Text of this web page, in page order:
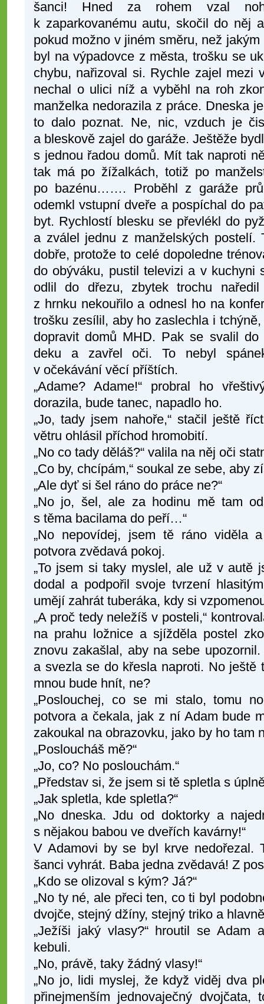
šanci! Hned za rohem vzal
k zaparkovanému autu, skočil do něj
pokud možno v jiném směru, než
byl na výpadovce z města, trošku se
chybu, nařizoval si. Rychle zajel mezi
nechal o ulici níž a vyběhl na roh
manželka nedorazila z práce. Dneska
to dalo poznat. Ne, nic, vzduch je
a bleskově zajel do garáže. Ještěže
s jednou řadou domů. Mít tak naproti
tak má po žížalkách, totiž po
po bazénu……. Proběhl z garáže
odemkl vstupní dveře a pospíchal do
byt. Rychlostí blesku se převlékl do
a zválel jednu z manželských postelí.
dobře, protože to celé dopoledne
do obýváku, pustil televizi a v kuchyni
odlil do dřezu, zbytek trochu
z hrnku nekouřilo a odnesl ho na
trošku zesílil, aby ho zaslechla i
dopravit domů MHD. Pak se svalil
deku a zavřel oči. To nebyl
v očekávání věcí příštích.
„Adame? Adame!“ probral ho
dorazila, bude tanec, napadlo ho.
„Jo, tady jsem nahoře,“ stačil ještě
větru ohlásil příchod hromobití.
„No co tady děláš?“ valila na něj oči
„Co by, chcípám,“ soukal ze sebe, aby
„Ale dyť si šel ráno do práce ne?“
„No jo, šel, ale za hodinu mě tam
s těma bacilama do peří…“
„No nepovídej, jsem tě ráno viděla
potvora zvědavá pokoj.
„To jsem si taky myslel, ale už v autě
dodal a podpořil svoje tvrzení
umějí zahrát tuberáka, kdy si
„A proč tedy neležíš v posteli,“
na prahu ložnice a sjížděla postel
znovu zakašlal, aby na sebe
a svezla se do křesla naproti. No ještě
mnou bude hnít, ne?
„Poslouchej, co se mi stalo, tomu
potvora a čekala, jak z ní Adam bude
zakoukal na obrazovku, jako by ho tam
„Posloucháš mě?“
„Jo, co? No poslouchám.“
„Představ si, že jsem si tě spletla s
„Jak spletla, kde spletla?“
„No dneska. Jdu od doktorky a
s nějakou babou ve dveřích kavárny!“
V Adamovi by se byl krve nedořezal.
šanci vyhrát. Baba jedna zvědavá! Z
„Kdo se olizoval s kým? Já?“
„No ty né, ale přeci ten, co ti byl
dvojče, stejný džíny, stejný triko a
„Ježíši jaký vlasy?“ hroutil se Adam
kebuli.
„No, právě, taky žádný vlasy!“
„No jo, lidi myslej, že když viděj dva
přinejmenším jednovaječný